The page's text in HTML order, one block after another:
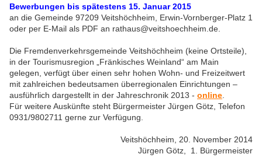
Bewerbungen bis spätestens 15. Januar 2015
an die Gemeinde 97209 Veitshöchheim, Erwin-Vornberger-Platz 1
oder per E-Mail als PDF an rathaus@veitshoechheim.de.
Die Fremdenverkehrsgemeinde Veitshöchheim (keine Ortsteile),
in der Tourismusregion „Fränkisches Weinland“ am Main
gelegen, verfügt über einen sehr hohen Wohn- und Freizeitwert
mit zahlreichen bedeutsamen überregionalen Einrichtungen –
ausführlich dargestellt in der Jahreschronik 2013 - online
Für weitere Auskünfte steht Bürgermeister Jürgen Götz, Telefon
0931/9802711 gerne zur Verfügung.
Veitshöchheim, 20. November 2014
Jürgen Götz, 1. Bürgermeister